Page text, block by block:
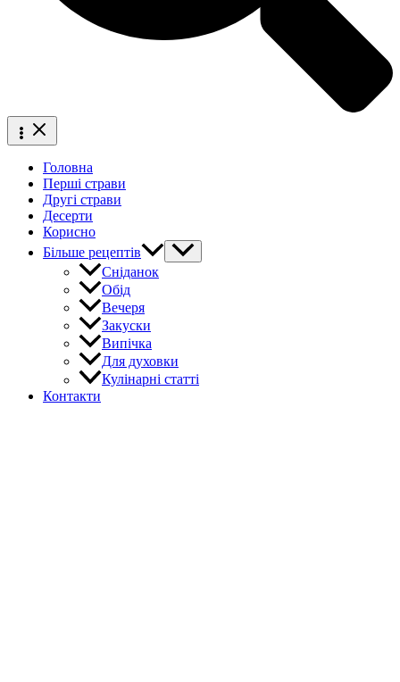
Головна
Перші страви
Другі страви
Десерти
Корисно
Більше рецептів
Сніданок
Обід
Вечеря
Закуски
Випічка
Для духовки
Кулінарні статті
Контакти